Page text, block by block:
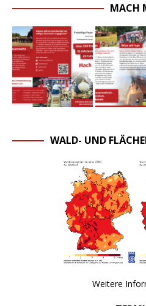
MACH
WALD- UND
Weitere